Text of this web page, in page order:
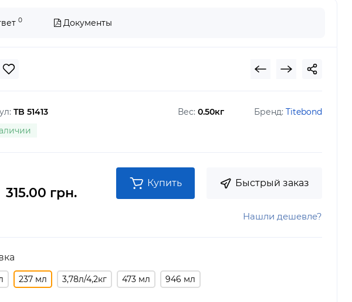
0 Документы
TB 51413 Бренд: Titebond
Вес: 0.50кг
315.00 грн.
Купить Быстрый заказ
Нашли дешевле?
237 мл 3,78л/4,2кг 473 мл 946 мл